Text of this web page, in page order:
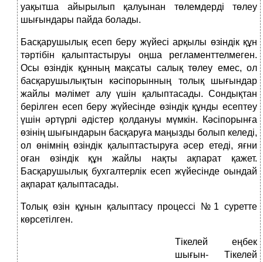
уақытша айырылып қалуынан төлемдерді төлеу
шығындары пайда болады.
Басқарушылық есеп беру жүйесі арқылы өзіндік құн
тәртібін қалыптастыруы оңша регламенттелмеген.
Осы өзіндік құнның мақсаты салық төлеу емес, ол
басқарушылықтын кәсіпорынның толық шығындар
жайлы мәлімет алу үшін қалыптасады. Сондықтан
берілген есеп беру жүйесінде өзіндік құнды есептеу
үшін әртүрлі әдістер қолдануы мүмкін. Кәсіпорынға
өзінің шығындарын басқаруға маңызды болып келеді,
ол өнімнің өзіндік қалыптастыруға әсер етеді, яғни
оған өзіндік құн жайлы нақты ақпарат қажет.
Басқарушылық бухгалтерлік есеп жүйесінде оындай
ақпарат қалыптасады.
Толық өзін құнын қалыптасу процессі №1 суретте
көрсетілген.
Тікелей еңбек
шығын- Тікелей